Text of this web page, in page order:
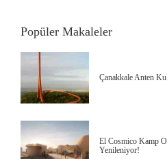
Popüler Makaleler
Çanakkale Anten
El Cosmico Kamp
Yenileniyor!